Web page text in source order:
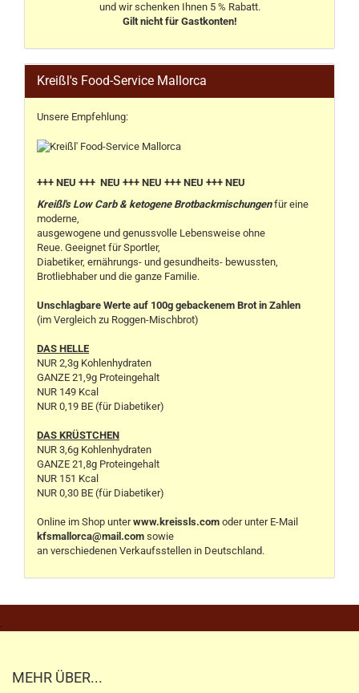
und wir schenken Ihnen 5 % Rabatt.
Gilt nicht für Gastkonten!
Kreißl's Food-Service Mallorca
Unsere Empfehlung:
+++ NEU +++ NEU +++ NEU +++ NEU +++ NEU
Kreißl's Low Carb & ketogene Brotbackmischungenfür eine
moderne,
ausgewogene und genussvolle Lebensweise ohne
Reue. Geeignet für Sportler,
Diabetiker, ernährungs- und gesundheits- bewussten,
Brotliebhaber und die ganze Familie.
Unschlagbare Werte auf 100g gebackenem Brot in Zahlen
(im Vergleich zu Roggen-Mischbrot)
DAS HELLE
NUR 2,3g Kohlenhydraten
GANZE 21,9g Proteingehalt
NUR 149 Kcal
NUR 0,19 BE (für Diabetiker)
DAS KRÜSTCHEN
NUR 3,6g Kohlenhydraten
GANZE 21,8g Proteingehalt
NUR 151 Kcal
NUR 0,30 BE (für Diabetiker)
Online im Shop unterwww.kreissls.com oder unter E-Mail
kfsmallorca@mail.com sowie
an verschiedenen Verkaufsstellen in Deutschland.
.
MEHR ÜBER...